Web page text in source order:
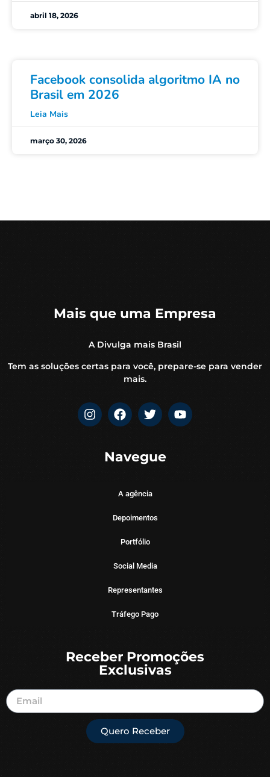
abril 18, 2026
Facebook consolida algoritmo IA no
Brasil em 2026
Leia Mais
março 30, 2026
Mais que uma Empresa
A Divulga mais Brasil
Tem as soluções certas para você, prepare-se para vender
mais.
Navegue
A agência
Depoimentos
Portfólio
Social Media
Representantes
Tráfego Pago
Receber Promoções
Exclusivas
Quero Receber